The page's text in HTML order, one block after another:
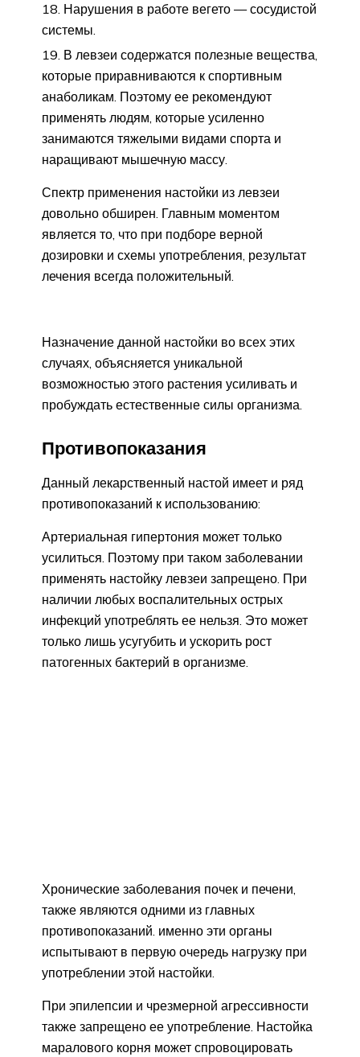
Нарушения в работе вегето — сосудистой
системы.
В левзеи содержатся полезные вещества,
которые приравниваются к спортивным
анаболикам. Поэтому ее рекомендуют
применять людям, которые усиленно
занимаются тяжелыми видами спорта и
наращивают мышечную массу.
Спектр применения настойки из левзеи
довольно обширен. Главным моментом
является то, что при подборе верной
дозировки и схемы употребления, результат
лечения всегда положительный.
Назначение данной настойки во всех этих
случаях, объясняется уникальной
возможностью этого растения усиливать и
пробуждать естественные силы организма.
Противопоказания
Данный лекарственный настой имеет и ряд
противопоказаний к использованию:
Артериальная гипертония может только
усилиться. Поэтому при таком заболевании
применять настойку левзеи запрещено. При
наличии любых воспалительных острых
инфекций употреблять ее нельзя. Это может
только лишь усугубить и ускорить рост
патогенных бактерий в организме.
Хронические заболевания почек и печени,
также являются одними из главных
противопоказаний. именно эти органы
испытывают в первую очередь нагрузку при
употреблении этой настойки.
При эпилепсии и чрезмерной агрессивности
также запрещено ее употребление. Настойка
маралового корня может спровоцировать